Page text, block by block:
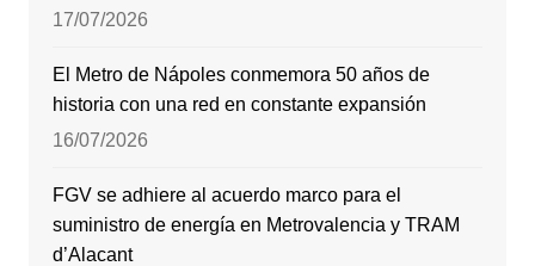
17/07/2026
El Metro de Nápoles conmemora 50 años de
historia con una red en constante expansión
16/07/2026
FGV se adhiere al acuerdo marco para el
suministro de energía en Metrovalencia y TRAM
d’Alacant